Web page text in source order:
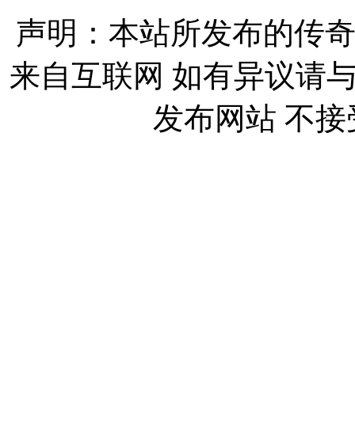
声明：本站所发布的传
来自互联网 如有异议请
发布网站 不